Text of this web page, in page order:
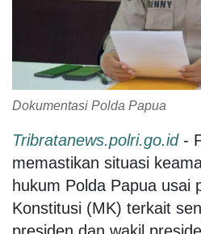
Dokumentasi Polda Papua
Tribratanews.polri.go.id -
memastikan situasi
hukum Polda Papua usai
Konstitusi (MK) terkait